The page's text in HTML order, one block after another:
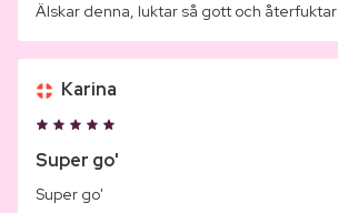
Älskar denna, luktar så gott och återfuktar
Karina
Super go'
Super go'